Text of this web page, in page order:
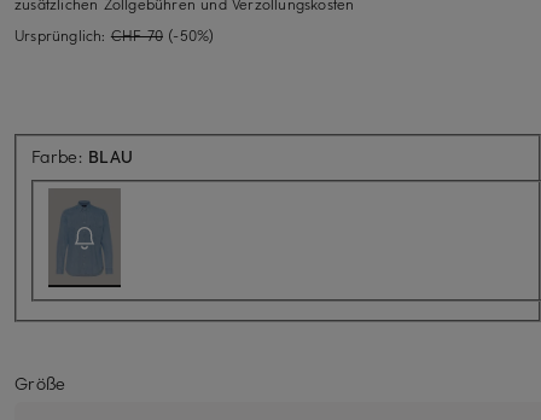
Ursprünglich: CHF 70 (-50%)
Farbe: BLAU
Größe